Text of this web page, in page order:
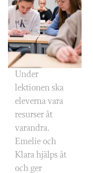
Under
lektionen ska
eleverna vara
resurser åt
varandra.
Emelie och
Klara hjälps åt
och ger